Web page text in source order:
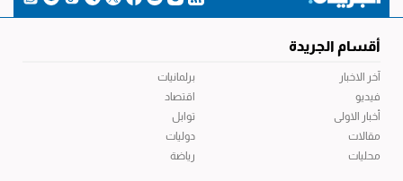
أقسام الجريدة
آخر الاخبار
فيديو
أخبار الاولى
مقالات
محليات
برلمانيات
اقتصاد
توابل
دوليات
رياضة